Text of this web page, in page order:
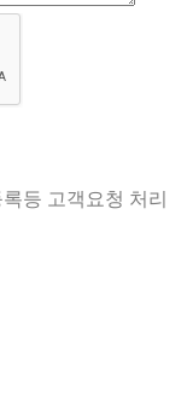
등 고객요청 처리